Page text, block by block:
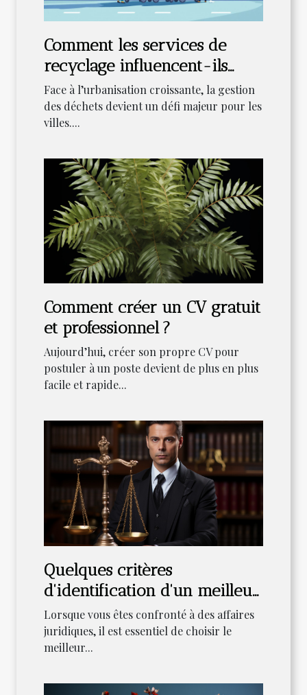
Comment les services de
recyclage influencent-ils
l'écologie urbaine ?
Face à l’urbanisation croissante, la gestion
des déchets devient un défi majeur pour les
villes....
Comment créer un CV gratuit
et professionnel ?
Aujourd’hui, créer son propre CV pour
postuler à un poste devient de plus en plus
facile et rapide...
Quelques critères
d'identification d'un meilleur
avocat pour ses affaires
Lorsque vous êtes confronté à des affaires
juridiques, il est essentiel de choisir le
meilleur...